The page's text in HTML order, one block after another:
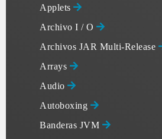
Applets
Archivo I / O
Archivos JAR Multi-Release
Arrays
Audio
Autoboxing
Banderas JVM